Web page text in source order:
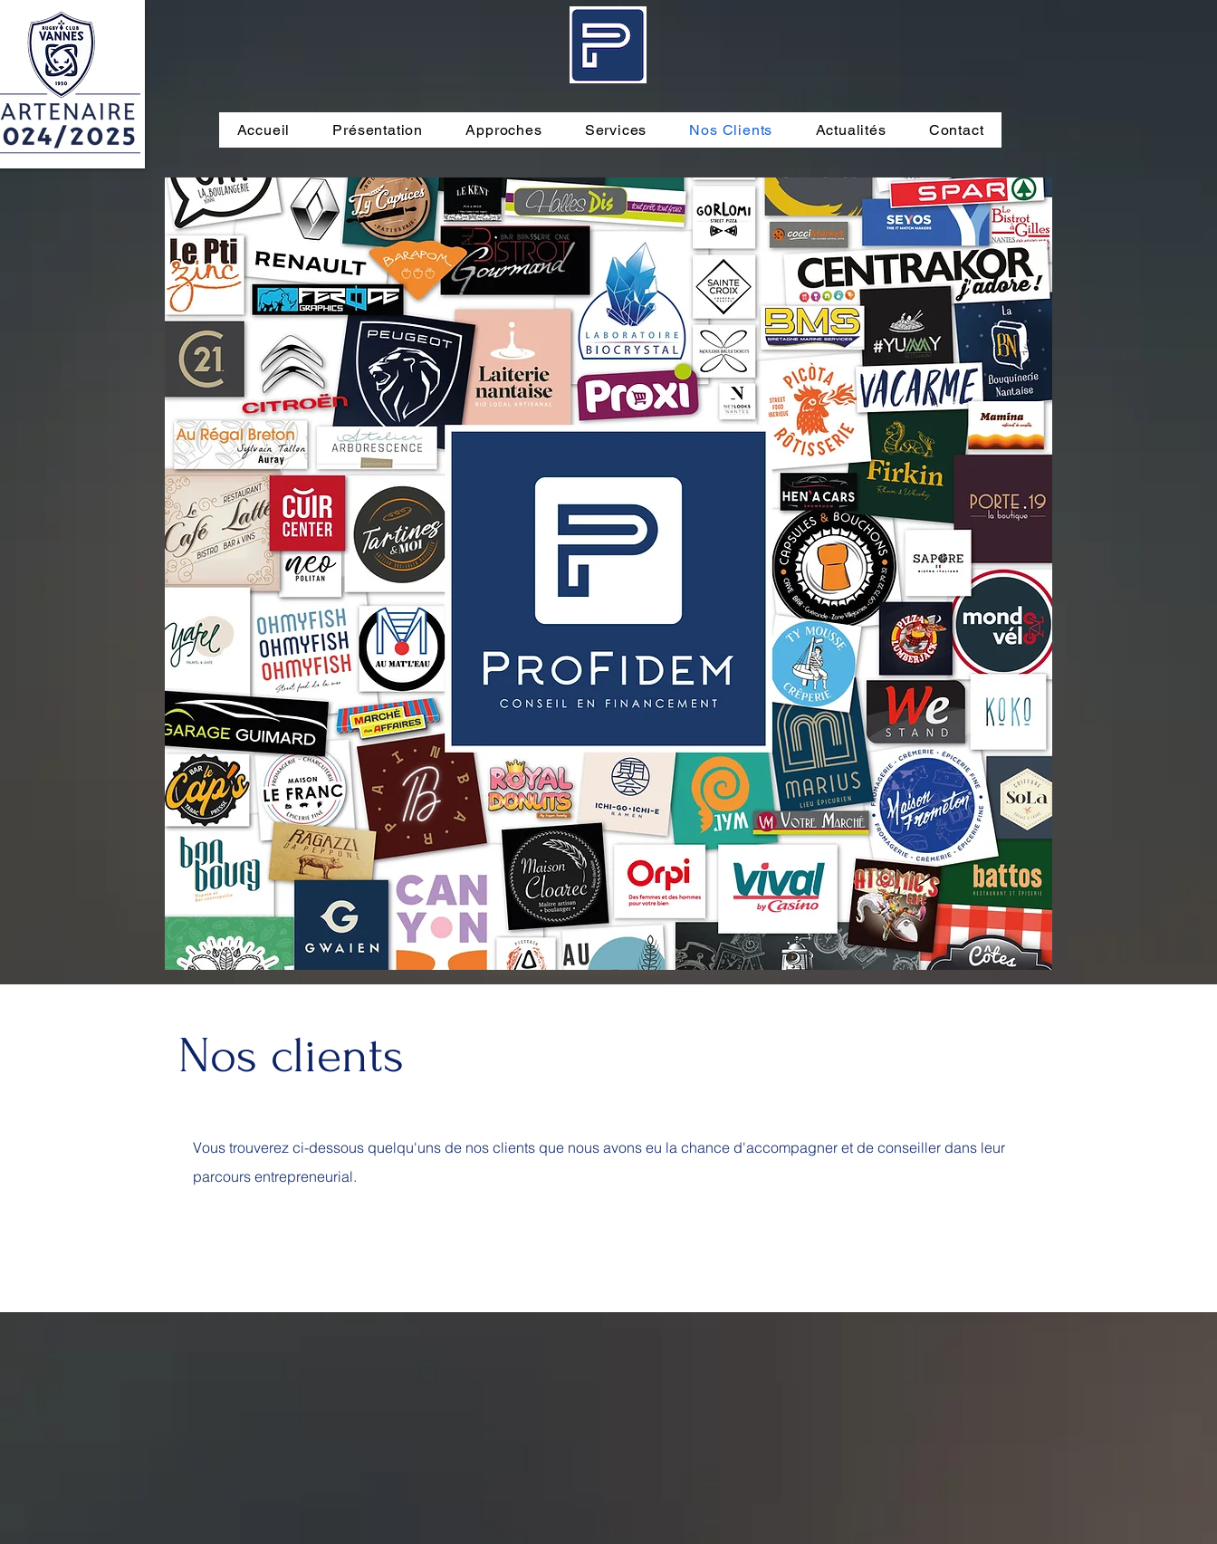
Accueil Présentation Approches Services Nos Clients Actualités Contact
Nos clients
Vous trouverez ci-dessous quelqu'uns de nos clients que nous avons eu la chance d'accompagner et de conseiller dans leur
parcours entrepreneurial.